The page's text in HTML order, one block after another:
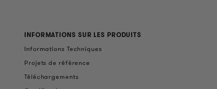
INFORMATIONS SUR LES PRODUITS
Informations Techniques
Projets de référence
Téléchargements